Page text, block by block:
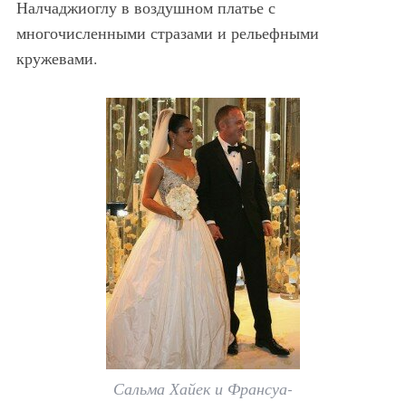
Налчаджиоглу в воздушном платье с
многочисленными стразами и рельефными
кружевами.
Сальма Хайек и Франсуа-